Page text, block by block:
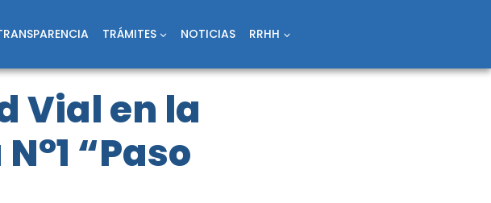
TRÁMITES NOTICIAS RRHH
Vial en la
“Paso